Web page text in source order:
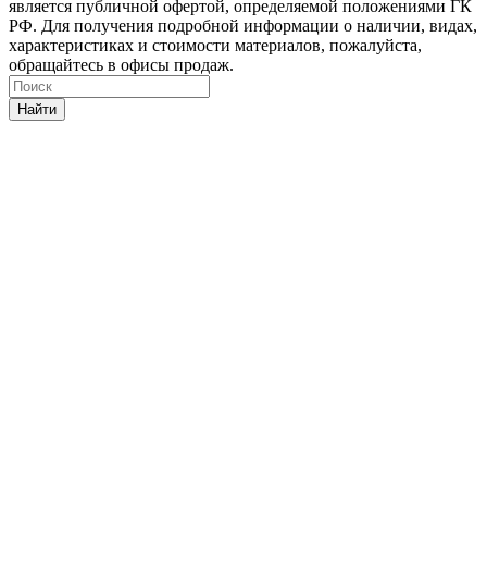
является публичной офертой, определяемой положениями ГК
РФ. Для получения подробной информации о наличии, видах,
характеристиках и стоимости материалов, пожалуйста,
обращайтесь в офисы продаж.
Найти